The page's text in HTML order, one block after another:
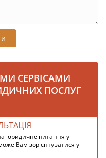
СЕРВІСАМИ
ПОСЛУГ
юридичне питання у
Вам зорієнтуватися у